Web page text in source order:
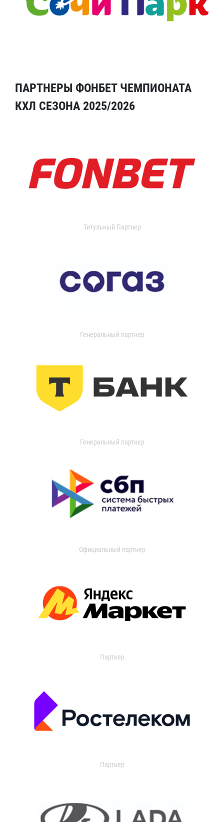
ПАРТНЕРЫ ФОНБЕТ ЧЕМПИОНАТА
КХЛ СЕЗОНА 2025/2026
Титульный Партнер
Генеральный партнер
Генеральный партнер
Официальный партнер
Партнер
Партнер